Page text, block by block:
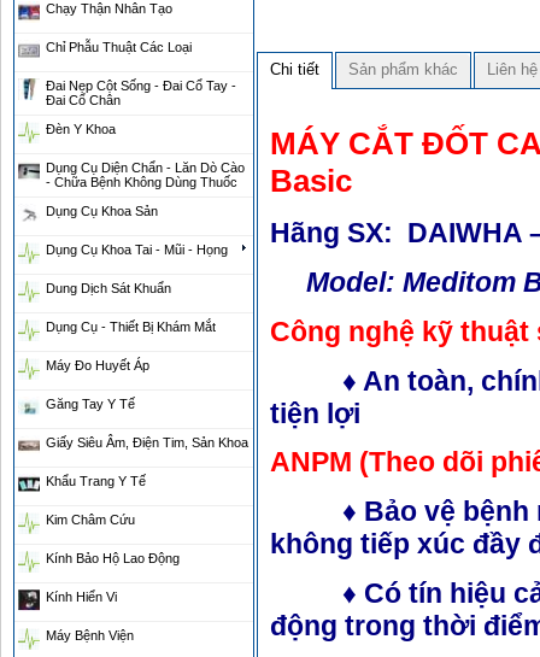
Chi tiết Sản phẩm khác Liên hệ
MÁY CẮT ĐỐT
Basic
Hãng SX: DAIWHA
Model: Meditom
Công nghệ kỹ thuật
♦ An toàn, chính
tiện lợi
ANPM (Theo dõi
♦ Bảo vệ bệnh
không tiếp xúc đầy
♦ Có tín hiệu
động trong thời
Chạy Thận Nhân Tạo
Chỉ Phẫu Thuật Các Loại
Đai Nẹp Cột Sống - Đai Cổ Tay -
Đai Cổ Chân
Đèn Y Khoa
Dụng Cụ Diện Chẩn - Lăn Dò Cào
- Chữa Bệnh Không Dùng Thuốc
Dụng Cụ Khoa Sản
Dụng Cụ Khoa Tai - Mũi - Họng
Dung Dịch Sát Khuẩn
Dụng Cụ - Thiết Bị Khám Mắt
Máy Đo Huyết Áp
Găng Tay Y Tế
Giấy Siêu Âm, Điện Tim, Sản Khoa
Khẩu Trang Y Tế
Kim Châm Cứu
Kính Bảo Hộ Lao Động
Kính Hiển Vi
Máy Bệnh Viện